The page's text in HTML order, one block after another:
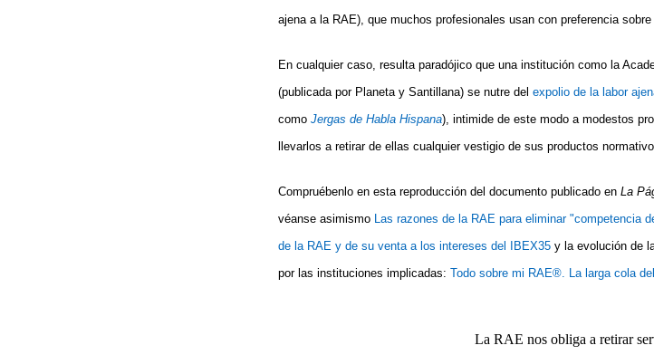
ajena a la RAE), que muchos profesionales usan con preferencia sobre
En cualquier caso, resulta paradójico que una institución como la
(publicada por Planeta y Santillana) se nutre del expolio de la labor
como Jergas de Habla Hispana), intimide de este modo a modestos
llevarlos a retirar de ellas cualquier vestigio de sus productos
Compruébenlo en esta reproducción del documento publicado en La
véanse asimismo
Las razones de la RAE para eliminar "competencia
de la RAE y de su venta a los intereses del IBEX35 y la evolución de
por las instituciones implicadas: Todo sobre mi RAE®. La larga cola
La RAE nos obliga a retirar